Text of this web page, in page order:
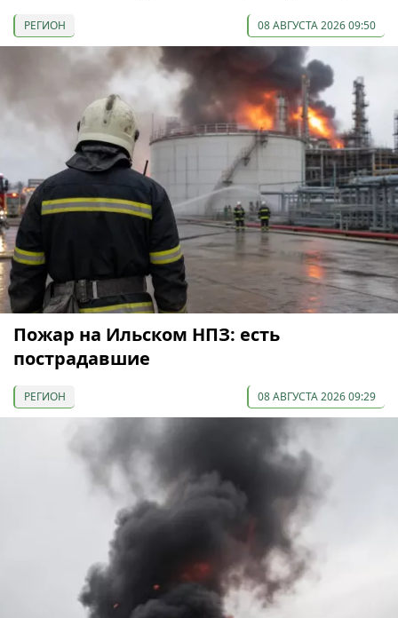
РЕГИОН 08 АВГУСТА 2026 09:50
Пожар на Ильском НПЗ: есть
пострадавшие
РЕГИОН 08 АВГУСТА 2026 09:29